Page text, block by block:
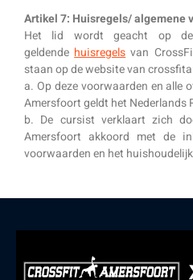
Artikel 7: Huisregels/ algemene
Het lid wordt geacht op
geldende huisregels van
staan op de website van
a. Op deze voorwaarden en alle
Amersfoort geldt het Nederlands
b. De cursist verklaart zich
Amersfoort akkoord met de
voorwaarden en het